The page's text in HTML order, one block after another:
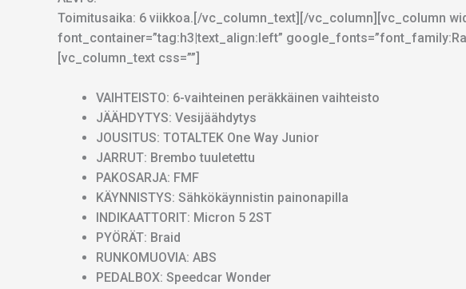
Toimitusaika: 6 viikkoa.[/vc_column_text][/vc_column][vc_column
font_container=”tag:h3|text_align:left”
[vc_column_text css=””]
VAIHTEISTO: 6-vaihteinen peräkkäinen vaihteisto
JÄÄHDYTYS: Vesijäähdytys
JOUSITUS: TOTALTEK One Way Junior
JARRUT: Brembo tuuletettu
PAKOSARJA: FMF
KÄYNNISTYS: Sähkökäynnistin painonapilla
INDIKAATTORIT: Micron 5 2ST
PYÖRÄT: Braid
RUNKOMUOVIA: ABS
PEDALBOX: Speedcar Wonder